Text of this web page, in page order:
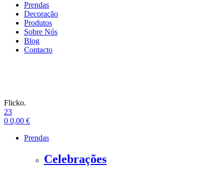
Prendas
Decoração
Produtos
Sobre Nós
Blog
Contacto
Flicko.
23
0 0,00 €
Prendas
Celebrações